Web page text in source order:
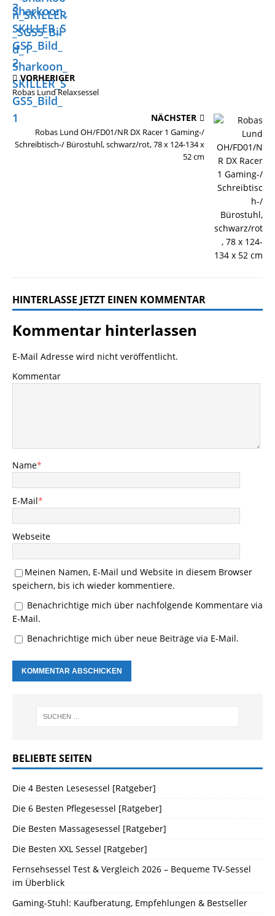
3
Sharkoon_
SKILLER_S
GS5_Bild_
2
Sharkoon_
SKILLER_S
GS5_Bild_
1
VORHERIGER
Robas Lund Relaxsessel
NÄCHSTER
Robas Lund OH/FD01/NR DX Racer 1 Gaming-/
Schreibtisch-/ Bürostuhl, schwarz/rot, 78 x 124-134 x
52 cm
HINTERLASSE JETZT EINEN KOMMENTAR
Kommentar hinterlassen
E-Mail Adresse wird nicht veröffentlicht.
Kommentar
Name*
E-Mail*
Webseite
Meinen Namen, E-Mail und Website in diesem Browser
speichern, bis ich wieder kommentiere.
Benachrichtige mich über nachfolgende Kommentare via
E-Mail.
Benachrichtige mich über neue Beiträge via E-Mail.
BELIEBTE SEITEN
Die 4 Besten Lesesessel [Ratgeber]
Die 6 Besten Pflegesessel [Ratgeber]
Die Besten Massagesessel [Ratgeber]
Die Besten XXL Sessel [Ratgeber]
Fernsehsessel Test & Vergleich 2026 – Bequeme TV-Sessel
im Überblick
Gaming-Stuhl: Kaufberatung, Empfehlungen & Bestseller